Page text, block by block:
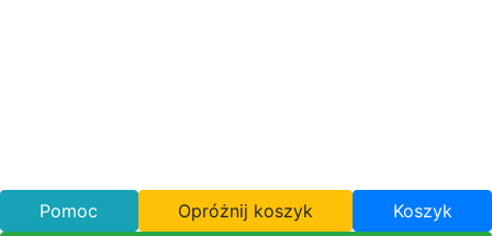
Pomoc Opróżnij koszyk Koszyk